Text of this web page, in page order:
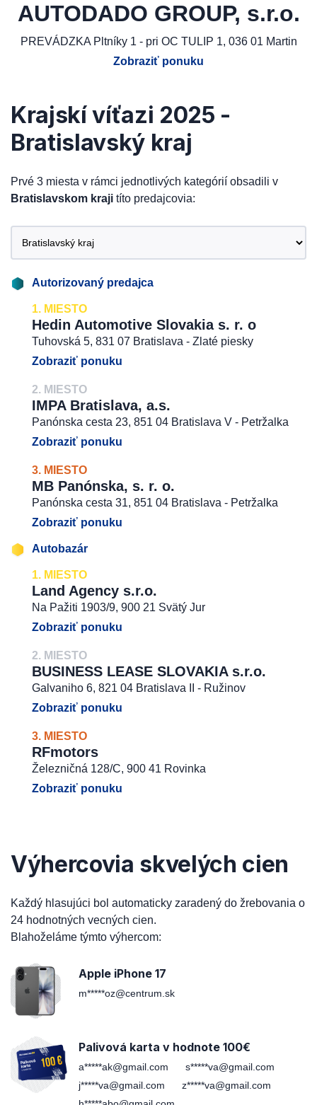
AUTODADO GROUP, s.r.o.
PREVÁDZKA Pltníky 1 - pri OC TULIP 1, 036 01 Martin
Zobraziť ponuku
Krajskí víťazi 2025 -
Bratislavský kraj
Prvé 3 miesta v rámci jednotlivých kategórií obsadili v
Bratislavskom kraji títo predajcovia:
Autorizovaný predajca
1. MIESTO
Hedin Automotive Slovakia s. r. o
Tuhovská 5, 831 07 Bratislava - Zlaté piesky
Zobraziť ponuku
2. MIESTO
IMPA Bratislava, a.s.
Panónska cesta 23, 851 04 Bratislava V - Petržalka
Zobraziť ponuku
3. MIESTO
MB Panónska, s. r. o.
Panónska cesta 31, 851 04 Bratislava - Petržalka
Zobraziť ponuku
Autobazár
1. MIESTO
Land Agency s.r.o.
Na Pažiti 1903/9, 900 21 Svätý Jur
Zobraziť ponuku
2. MIESTO
BUSINESS LEASE SLOVAKIA s.r.o.
Galvaniho 6, 821 04 Bratislava II - Ružinov
Zobraziť ponuku
3. MIESTO
RFmotors
Železničná 128/C, 900 41 Rovinka
Zobraziť ponuku
Výhercovia skvelých cien
Každý hlasujúci bol automaticky zaradený do žrebovania o
24 hodnotných vecných cien.
Blahoželáme týmto výhercom:
Apple iPhone 17
m*****oz@centrum.sk
Palivová karta v hodnote 100€
a*****ak@gmail.com
s*****va@gmail.com
j*****va@gmail.com
z*****va@gmail.com